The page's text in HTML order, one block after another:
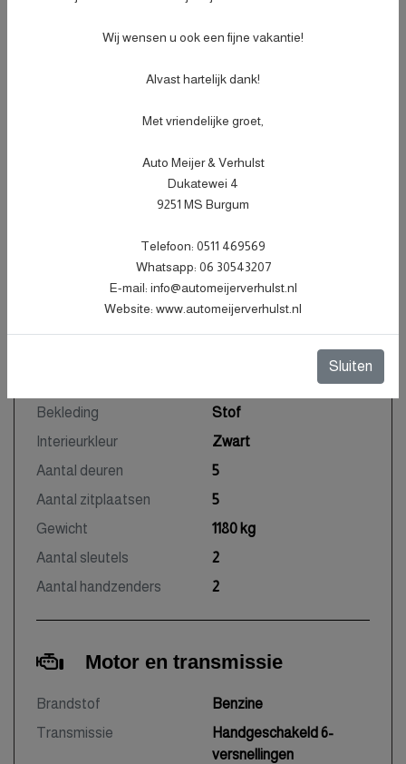
- Bandenspanningscontrole;
- Auto is of wordt gepoetst;
- Wasbeurt bij aflevering.
NL JXV12K
Marge
Datum eerste toelating
07-12-2022
APK vervaldatum
17-06-2028
Bekleding
Stof
Interieurkleur
Zwart
Aantal deuren
5
Aantal zitplaatsen
5
Gewicht
1180 kg
Aantal sleutels
2
Aantal handzenders
2
Motor en transmissie
Brandstof
Benzine
Transmissie
Handgeschakeld 6-
versnellingen
Wij wensen u ook een fijne vakantie!
Alvast hartelijk dank!
Met vriendelijke groet,
Auto Meijer & Verhulst
Dukatewei 4
9251 MS Burgum
Telefoon: 0511 469569
Whatsapp: 06 30543207
E-mail: info@automeijerverhulst.nl
Website: www.automeijerverhulst.nl
Sluiten